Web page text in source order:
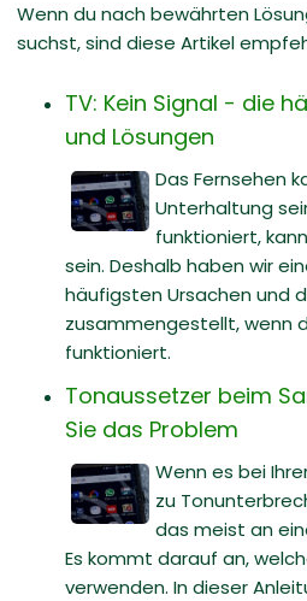
Wenn du nach bewährten
suchst, sind diese Artikel
TV: Kein Signal - die
und Lösungen
Das Fernsehen
Unterhaltung
funktioniert,
sein. Deshalb haben wir
häufigsten Ursachen und
zusammengestellt, wenn
funktioniert.
Tonaussetzer beim
Sie das Problem
Wenn es bei
zu
das meist an
Es kommt darauf an,
verwenden. In dieser